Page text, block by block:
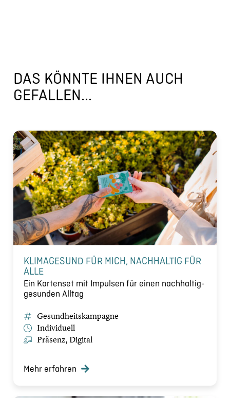
DAS KÖNNTE IHNEN AUCH
GEFALLEN...
KLIMAGESUND FÜR MICH, NACHHALTIG FÜR
ALLE
Ein Kartenset mit Impulsen für einen nachhaltig-
gesunden Alltag
Gesundheitskampagne
Individuell
Präsenz, Digital
Mehr erfahren